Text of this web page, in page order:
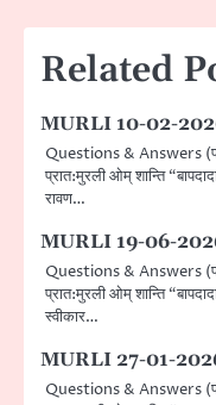
Related
MURLI 10-02-
Questions & Answers
प्रात:मुरली ओम् शान्ति
रावण…
MURLI 19-06-
Questions & Answers
प्रात:मुरली ओम् शान्ति
स्वीकार…
MURLI 27-01-
Questions & Answers